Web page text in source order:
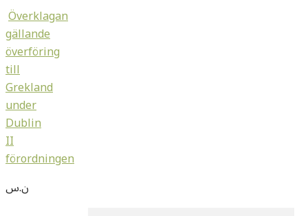
Överklagan
gällande
överföring
till
Grekland
under
Dublin
II
ن.س